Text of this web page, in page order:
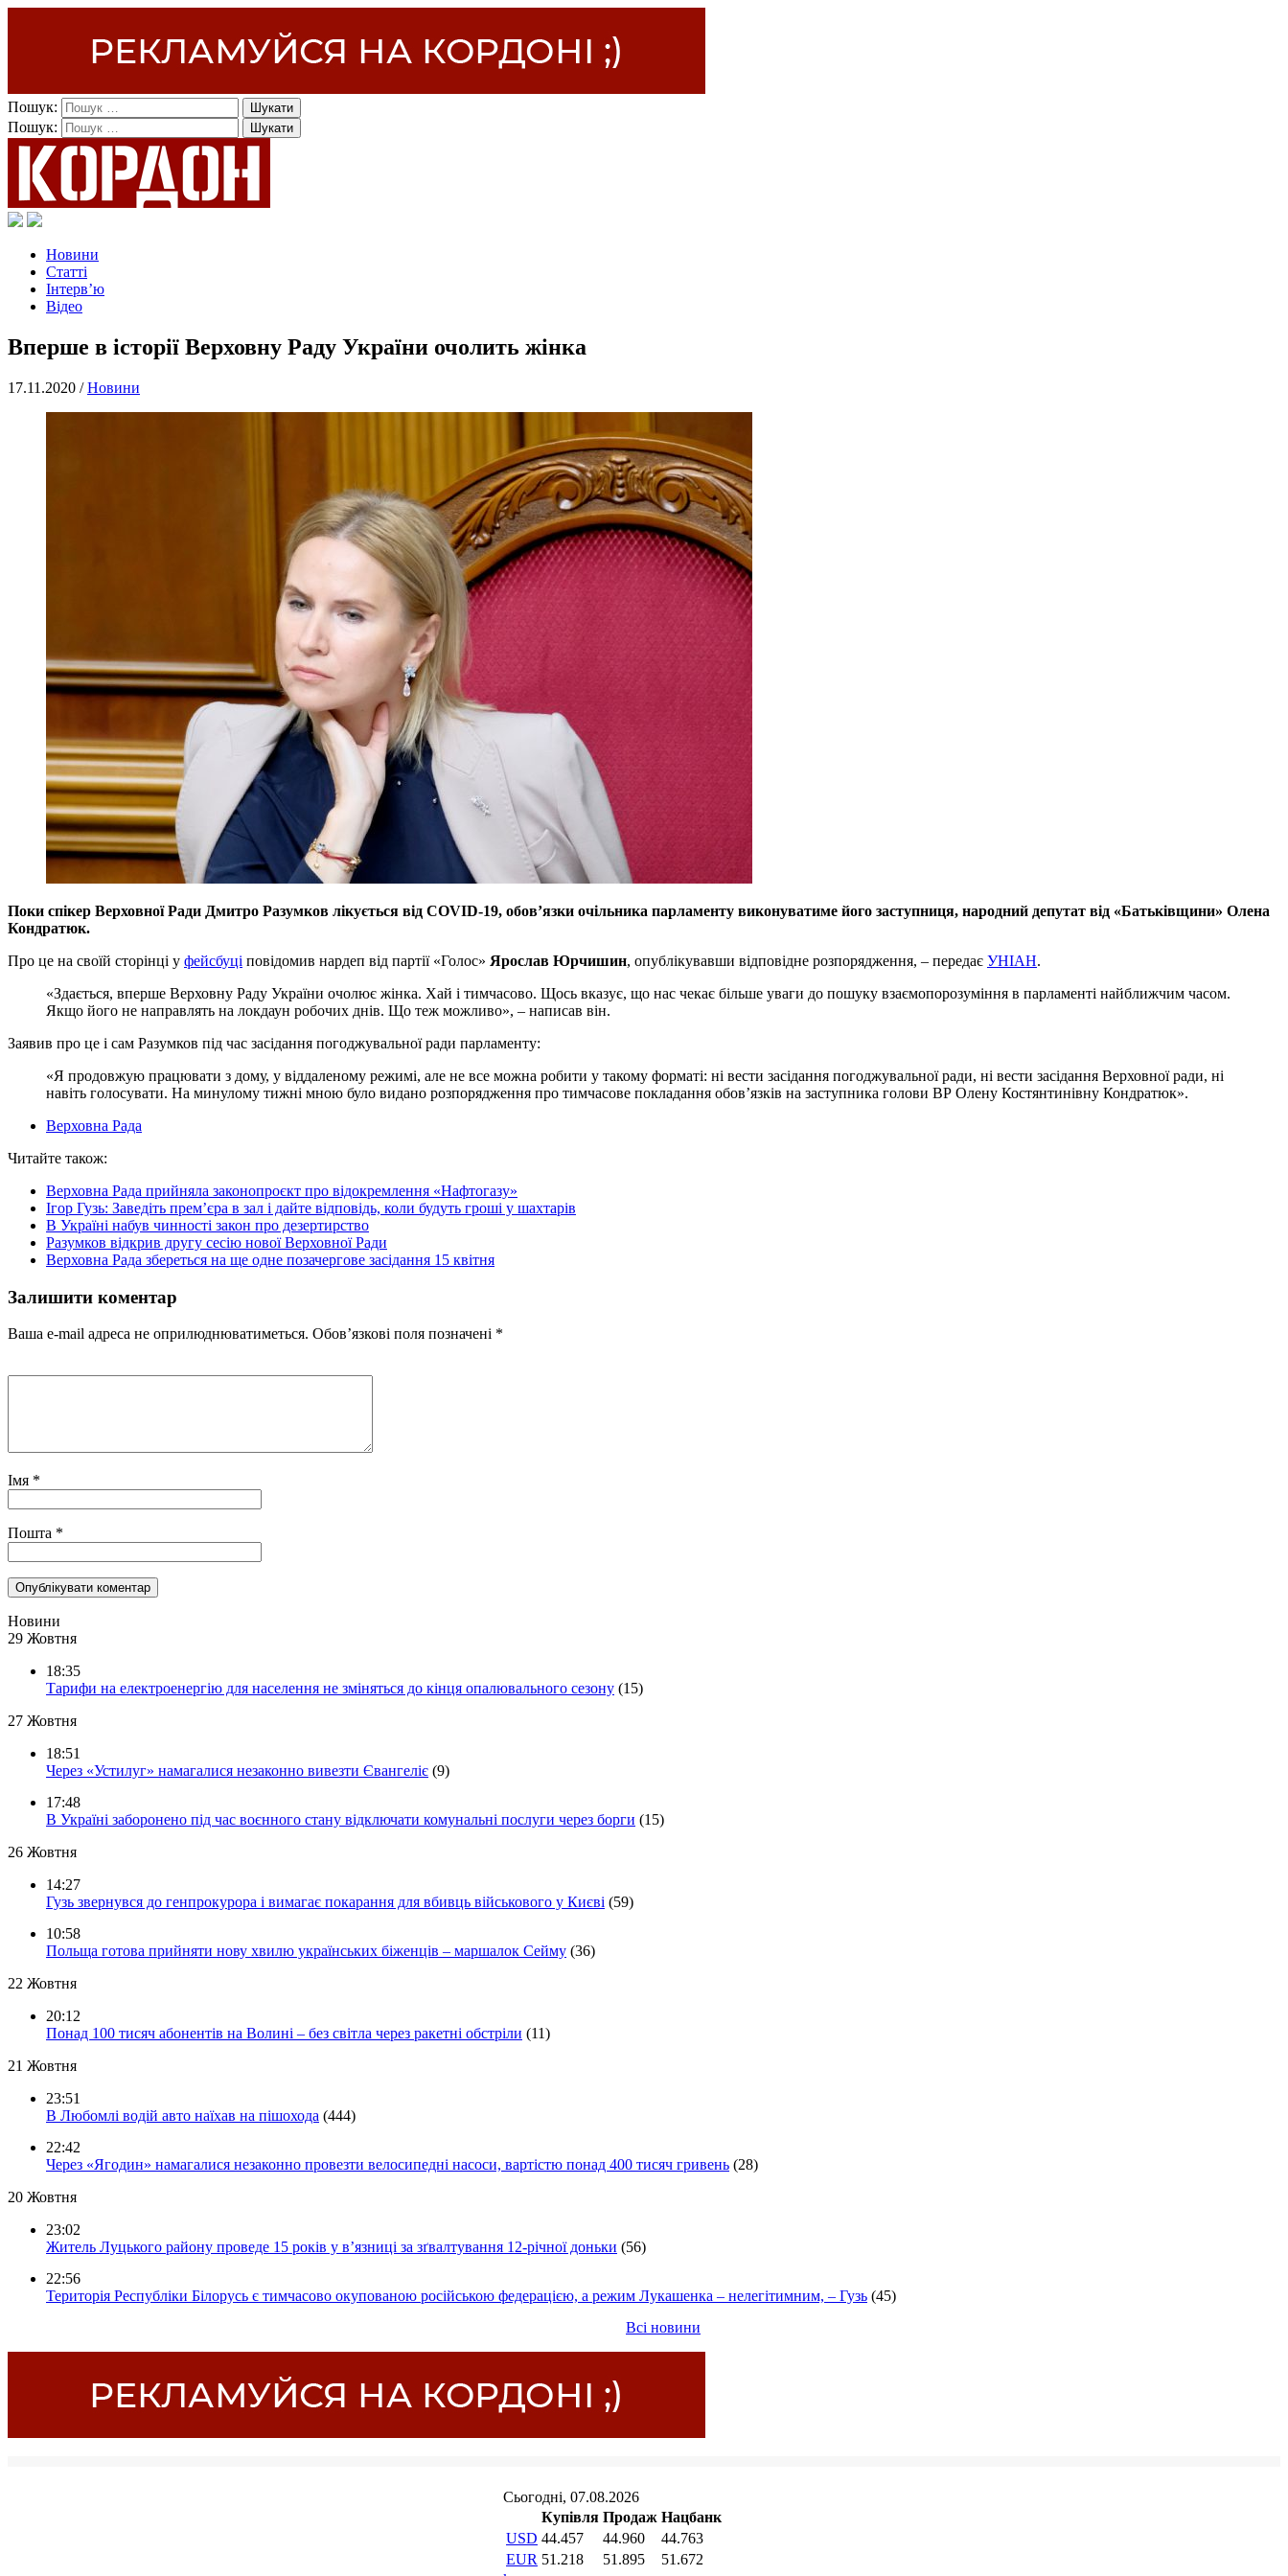
Пошук:
Пошук:
Новини
Статті
Інтерв’ю
Відео
Вперше в історії Верховну Раду України очолить жінка
17.11.2020 /Новини
Поки спікер Верховної Ради Дмитро Разумков лікується від COVID-19, обов’язки очільника парламенту виконуватиме його заступниця, народний депутат від «Батьківщини» Олена
Кондратюк.
Про це на своїй сторінці у фейсбуці повідомив нардеп від партії «Голос» Ярослав Юрчишин, опублікувавши відповідне розпорядження, – передає УНІАН.
«Здається, вперше Верховну Раду України очолює жінка. Хай і тимчасово. Щось вказує, що нас чекає більше уваги до пошуку взаємопорозуміння в парламенті найближчим часом.
Якщо його не направлять на локдаун робочих днів. Що теж можливо», – написав він.
Заявив про це і сам Разумков під час засідання погоджувальної ради парламенту:
«Я продовжую працювати з дому, у віддаленому режимі, але не все можна робити у такому форматі: ні вести засідання погоджувальної ради, ні вести засідання Верховної ради, ні
навіть голосувати. На минулому тижні мною було видано розпорядження про тимчасове покладання обов’язків на заступника голови ВР Олену Костянтинівну Кондратюк».
Верховна Рада
Читайте також:
Верховна Рада прийняла законопроєкт про відокремлення «Нафтогазу»
Ігор Гузь: Заведіть прем’єра в зал і дайте відповідь, коли будуть гроші у шахтарів
В Україні набув чинності закон про дезертирство
Разумков відкрив другу сесію нової Верховної Ради
Верховна Рада збереться на ще одне позачергове засідання 15 квітня
Залишити коментар
Ваша e-mail адреса не оприлюднюватиметься. Обов’язкові поля позначені *
Імя *
Пошта *
Новини
29 Жовтня
18:35
Тарифи на електроенергію для населення не зміняться до кінця опалювального сезону (15)
27 Жовтня
18:51
Через «Устилуг» намагалися незаконно вивезти Євангеліє (9)
17:48
В Україні заборонено під час воєнного стану відключати комунальні послуги через борги (15)
26 Жовтня
14:27
Гузь звернувся до генпрокурора і вимагає покарання для вбивць військового у Києві (59)
10:58
Польща готова прийняти нову хвилю українських біженців – маршалок Сейму (36)
22 Жовтня
20:12
Понад 100 тисяч абонентів на Волині – без світла через ракетні обстріли (11)
21 Жовтня
23:51
В Любомлі водій авто наїхав на пішохода (444)
22:42
Через «Ягодин» намагалися незаконно провезти велосипедні насоси, вартістю понад 400 тисяч гривень (28)
20 Жовтня
23:02
Житель Луцького району проведе 15 років у в’язниці за зґвалтування 12-річної доньки (56)
22:56
Територія Республіки Білорусь є тимчасово окупованою російською федерацією, а режим Лукашенка – нелегітимним, – Гузь (45)
Всі новини